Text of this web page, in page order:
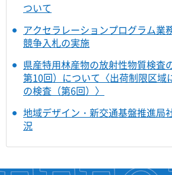
ついて
アクセラレーションプログラム業
競争入札の実施
県産特用林産物の放射性物質検査
第10回）について〈出荷制限区域
の検査（第6回）〉
地域デザイン・新交通基盤推進局
況